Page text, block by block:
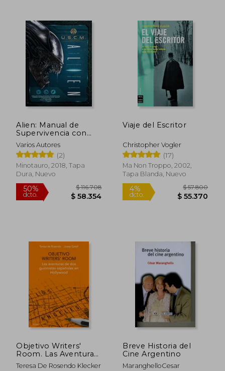
Rápido
Alien: Manual de
Supervivencia con
Realidad Aumentada
Varios Autores
(2)
Minotauro, 2018, Tapa
Dura, Nuevo
Viaje del Escritor
Christopher Vogler
(17)
Ma Non Troppo, 2002,
Tapa Blanda, Nuevo
Objetivo Writers'
Room. Las Aventuras
de dos Guionistas
Teresa De Rosendo Klecker
Breve Historia del
Cine Argentino
MaranghelloCesar